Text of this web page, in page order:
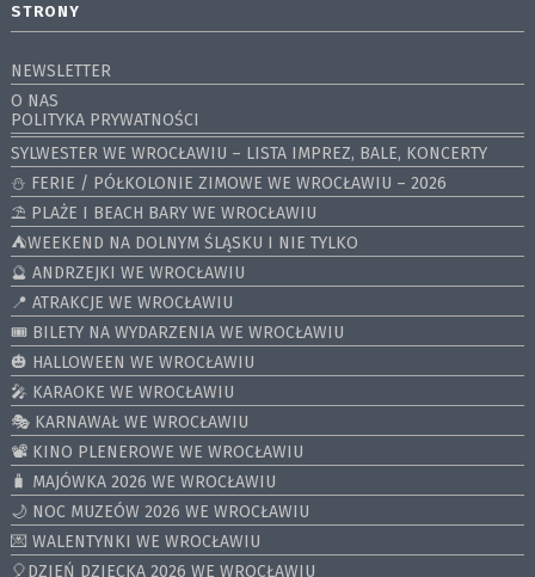
STRONY
NEWSLETTER
O NAS
POLITYKA PRYWATNOŚCI
SYLWESTER WE WROCŁAWIU – LISTA IMPREZ, BALE, KONCERTY
⛄️ FERIE / PÓŁKOLONIE ZIMOWE WE WROCŁAWIU – 2026
⛱️ PLAŻE I BEACH BARY WE WROCŁAWIU
⛺️WEEKEND NA DOLNYM ŚLĄSKU I NIE TYLKO
🔮 ANDRZEJKI WE WROCŁAWIU
📍 ATRAKCJE WE WROCŁAWIU
🎟️ BILETY NA WYDARZENIA WE WROCŁAWIU
🎃 HALLOWEEN WE WROCŁAWIU
🎤 KARAOKE WE WROCŁAWIU
🎭 KARNAWAŁ WE WROCŁAWIU
📽️ KINO PLENEROWE WE WROCŁAWIU
🧳 MAJÓWKA 2026 WE WROCŁAWIU
🌙 NOC MUZEÓW 2026 WE WROCŁAWIU
💌 WALENTYNKI WE WROCŁAWIU
🎈DZIEŃ DZIECKA 2026 WE WROCŁAWIU